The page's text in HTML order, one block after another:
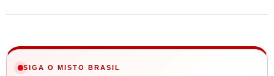
SIGA O MISTO BRASIL